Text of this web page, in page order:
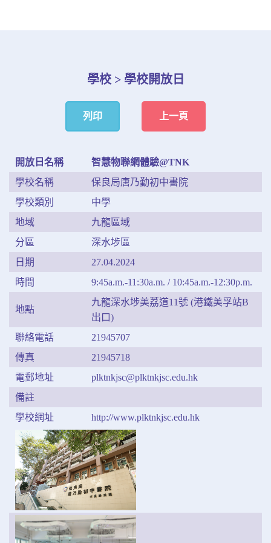
學校 > 學校開放日
列印 上一頁
開放日名稱
智慧物聯網體驗@TNK
學校名稱
保良局唐乃勤初中書院
學校類別
中學
地域
九龍區域
分區
深水埗區
日期
27.04.2024
時間
9:45a.m.-11:30a.m. / 10:45a.m.-12:30p.m.
地點
九龍深水埗美荔道11號 (港鐵美孚站B
出口)
聯絡電話
21945707
傳真
21945718
電郵地址
plktnkjsc@plktnkjsc.edu.hk
備註
學校網址
http://www.plktnkjsc.edu.hk